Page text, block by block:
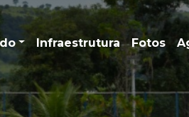
Infraestrutura Fotos